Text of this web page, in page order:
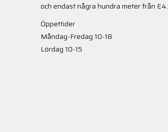
och endast några hundra meter från E4.
Öppettider
Måndag-Fredag 10-18
Lördag 10-15